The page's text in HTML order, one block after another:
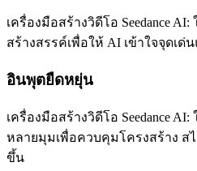
เครื่องมือสร้างวิดีโอ Seedance
สร้างสรรค์เพื่อให้ AI เข้าใจจุดเด่
อินพุตยืดหยุ่น
เครื่องมือสร้างวิดีโอ Seedance
หลายมุมเพื่อควบคุมโครงสร้าง ส
ขึ้น